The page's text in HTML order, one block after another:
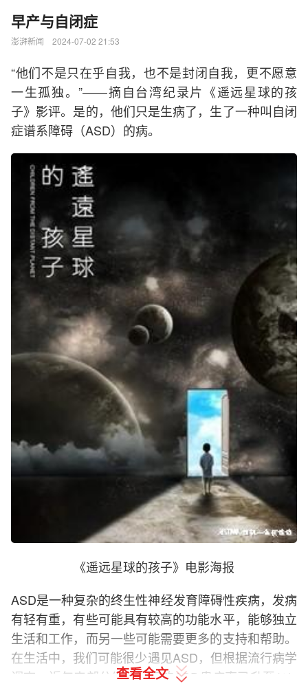
早产与自闭症
澎湃新闻 2024-07-02 21:53
“他们不是只在乎自我，也不是封闭自我，更不愿意
一生孤独。”——摘自台湾纪录片《遥远星球的孩
子》影评。是的，他们只是生病了，生了一种叫自闭
症谱系障碍（ASD）的病。
《遥远星球的孩子》电影海报
ASD是一种复杂的终生性神经发育障碍性疾病，发病
有轻有重，有些可能具有较高的功能水平，能够独立
生活和工作，而另一些可能需要更多的支持和帮助。
在生活中，我们可能很少遇见ASD，但根据流行病学
调查，近年来部分发达国家的ASD患病率已升至1%-
查看全文